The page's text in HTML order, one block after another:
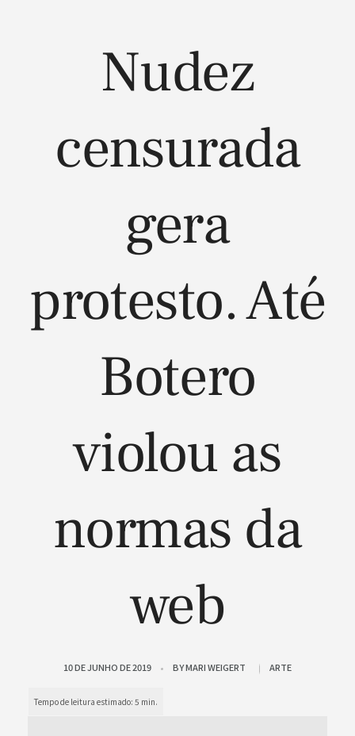
Nudez
censurada
gera
protesto. Até
Botero
violou as
normas da
web
10 DE JUNHO DE 2019 BYMARI WEIGERT ARTE